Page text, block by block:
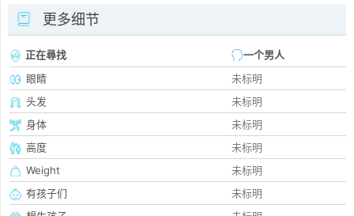
更多细节
正在尋找
一个男人
眼睛
未标明
头发
未标明
身体
未标明
高度
未标明
Weight
未标明
有孩子们
未标明